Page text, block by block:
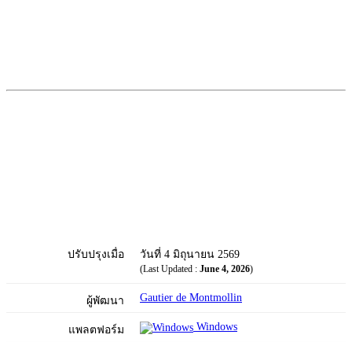
ปรับปรุงเมื่อ วันที่ 4 มิถุนายน 2569
(Last Updated : June 4, 2026)
ผู้พัฒนา Gautier de Montmollin
แพลตฟอร์ม Windows